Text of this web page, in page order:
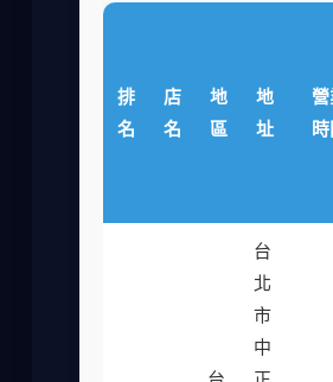
排
名
店
名
地
區
地
址
台
北
市
中